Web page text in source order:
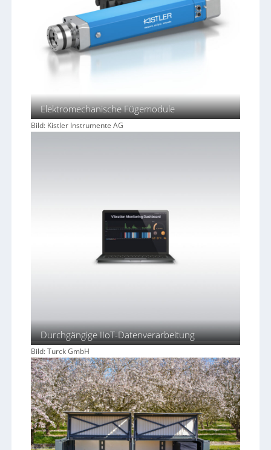
Elektromechanische Fügemodule
Bild: Kistler Instrumente AG
Durchgängige IIoT-Datenverarbeitung
Bild: Turck GmbH